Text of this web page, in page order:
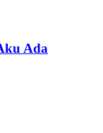
Ada